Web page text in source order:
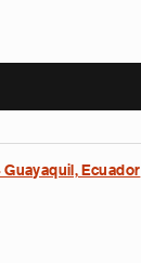
Ecuador